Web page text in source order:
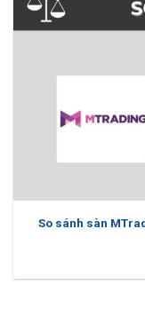
So sánh sàn